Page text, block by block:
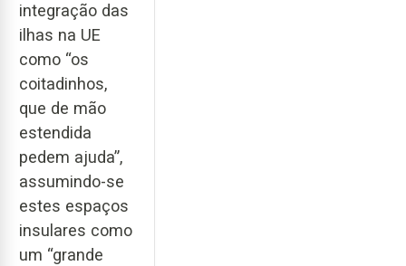
integração das
ilhas na UE
como “os
coitadinhos,
que de mão
estendida
pedem ajuda”,
assumindo-se
estes espaços
insulares como
um “grande